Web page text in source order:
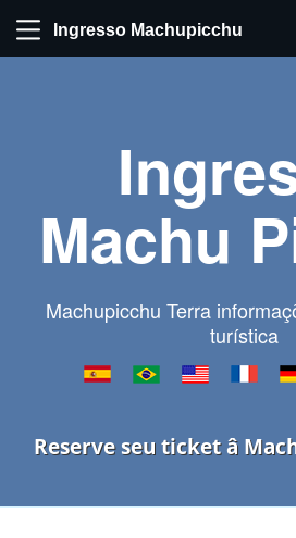
Ingresso Machupicchu
Machu
Machupicchu Terra
turística
Reserve seu ticket â